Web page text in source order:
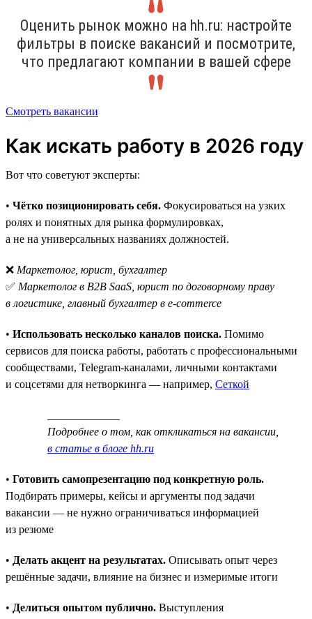
Оценить рынок можно на hh.ru: настройте
фильтры в поиске вакансий и посмотрите,
что предлагают компании в вашей сфере
Смотреть вакансии
Как искать работу в 2026 году
Вот что советуют эксперты:
• Чётко позиционировать себя. Фокусироваться на узких
ролях и понятных для рынка формулировках,
а не на универсальных названиях должностей.
❌ Маркетолог, юрист, бухгалтер
✅ Маркетолог в B2B SaaS, юрист по договорному праву
в логистике, главный бухгалтер в e-commerce
• Использовать несколько каналов поиска. Помимо
сервисов для поиска работы, работать с профессиональными
сообществами, Telegram-каналами, личными контактами
и соцсетями для нетворкинга — например, Сеткой
Подробнее о том, как откликаться на вакансии,
в статье в блоге hh.ru
• Готовить самопрезентацию под конкретную роль.
Подбирать примеры, кейсы и аргументы под задачи
вакансии — не нужно ограничиваться информацией
из резюме
• Делать акцент на результатах. Описывать опыт через
решённые задачи, влияние на бизнес и измеримые итоги
• Делиться опытом публично. Выступления